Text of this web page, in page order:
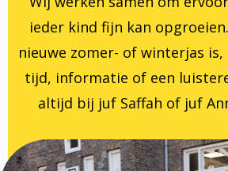
ieder kind fijn kan
nieuwe zomer- of winterjas
tijd, informatie of een
altijd bij juf Saffah of juf